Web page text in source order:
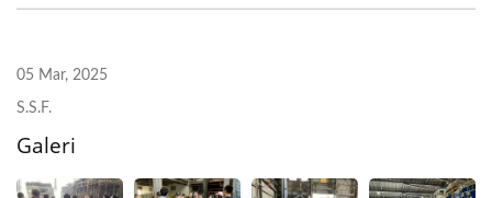
05 Mar, 2025
S.S.F.
Galeri